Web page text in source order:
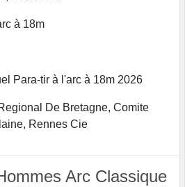
à 18m
Para-tir à l'arc à 18m 2026
De Bretagne, Comite
Rennes Cie
Arc Classique